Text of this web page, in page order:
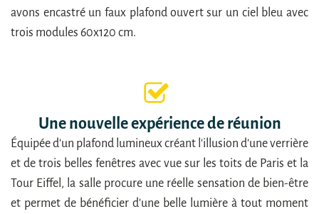
avons encastré un faux plafond ouvert sur un ciel bleu avec
trois modules 60x120 cm.
Une nouvelle expérience de réunion
Équipée d'un plafond lumineux créant l'illusion d'une verrière
et de trois belles fenêtres avec vue sur les toits de Paris et la
Tour Eiffel, la salle procure une réelle sensation de bien-être
et permet de bénéficier d'une belle lumière à tout moment